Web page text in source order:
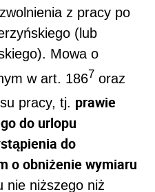
z pracy po
(lub
Mowa o
w art. 1867 oraz
pracy, tj. prawie
do urlopu
do
o obniżenie wymiaru
nie niższego niż